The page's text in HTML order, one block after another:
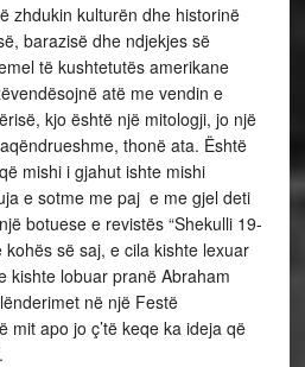
zhdukin kulturën dhe historinë
barazisë dhe ndjekjes së
të kushtetutës amerikane
atë me vendin e
kjo është një mitologji, jo një
thonë ata. Është
mishi i gjahut ishte mishi
e sotme me paj e me gjel deti
botuese e revistës “Shekulli 19-
së saj, e cila kishte lexuar
kishte lobuar pranë Abraham
në një Festë
mit apo jo ç’të keqe ka ideja që